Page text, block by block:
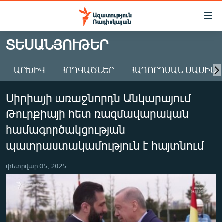
Մատչելիության
Անցնել
հիմնական
Անցնել
հիմնական
մենյուին
Որոնում
ԱԶԱՏՈՒԹՅՈՒՆ TV
ՀԱՅԱՍՏԱՆ
ԸՆՏՐՈՒԹՅՈՒՆՆԵՐ 2026
ԻՐԱՎՈՒՆՔ
ՀԱՍԱՐԱԿՈՒԹՅՈՒՆ
ՂԱՐԱԲԱՂ
ՊԱՏԵՐԱԶՄԻ 6 ՇԱԲԱԹՆԵՐԸ
ՏԱՐԱԾԱՇՐՋԱՆ
ՏԵՍԱՆՅՈՒԹԵՐ
ԱՐԽԻՎ ՀՈԴՎԱԾՆԵՐ ՀԱՂՈՐԴՄԱՆ ՄԱՍԻՆ
Սիրիայի առաջնորդն Անկարայում
Թուրքիայի հետ ռազմավարական
համագործակցության
պատրաստակամություն է հայտնում
փետրվար 05, 2025